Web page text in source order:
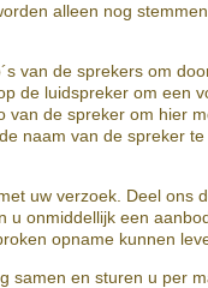
alleen nog
van de sprekers om
de luidspreker om een
van de spreker om hier
naam van de spreker te
uw verzoek. Deel ons
u onmiddellijk een
opname kunnen
samen en sturen u per